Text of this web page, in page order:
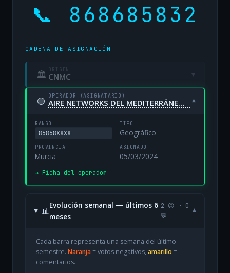
📞 868685832
CADENA DE ASIGNACIÓN
🏛 ORIGEN
CNMC ▾
🟢 OPERADOR (ASIGNATARIO)
AIRE NETWORKS DEL MEDITERRÁNEO, S.L. UNIPERSONAL ▾
RANGO
86868XXXX
TIPO
Geográfico
PROVINCIA
Murcia
ASIGNADO
05/03/2024
→ Ficha del operador
📊
Evolución semanal — últimos 6
meses
2 😡 · 0
💬
▾
Cada barra representa una semana del último
semestre. Naranja= votos negativos, amarillo =
comentarios.